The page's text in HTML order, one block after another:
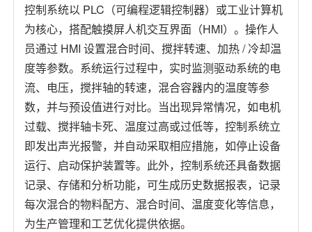
控制系统以 PLC（可编程逻辑控制器）或工业计算机
为核心，搭配触摸屏人机交互界面（HMI）。操作人
员通过 HMI 设置混合时间、搅拌转速、加热 / 冷却温
度等参数。系统运行过程中，实时监测驱动系统的电
流、电压，搅拌轴的转速，混合容器内的温度等参
数，并与预设值进行对比。当出现异常情况，如电机
过载、搅拌轴卡死、温度过高或过低等，控制系统立
即发出声光报警，并自动采取相应措施，如停止设备
运行、启动保护装置等。此外，控制系统还具备数据
记录、存储和分析功能，可生成历史数据报表，记录
每次混合的物料配方、混合时间、温度变化等信息，
为生产管理和工艺优化提供依据。